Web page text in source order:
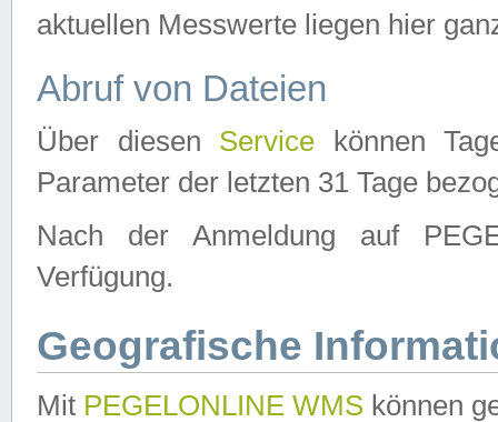
aktuellen Messwerte liegen hier
Abruf von Dateien
Über diesen Service können
Parameter der letzten 31 Tage
Nach der Anmeldung auf
Verfügung.
Geografische
Mit PEGELONLINE WMS können